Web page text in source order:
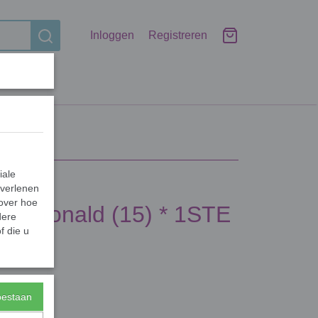
Inloggen Registreren
Donald (15) * 1STE
hoe
die u